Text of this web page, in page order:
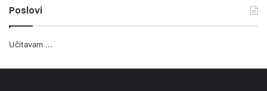
Poslovi
Učitavam ...